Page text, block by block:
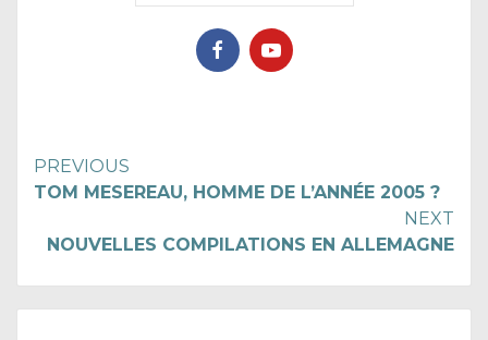
Continue
PREVIOUS
TOM MESEREAU, HOMME DE L’ANNÉE 2005 ?
NEXT
NOUVELLES COMPILATIONS EN ALLEMAGNE